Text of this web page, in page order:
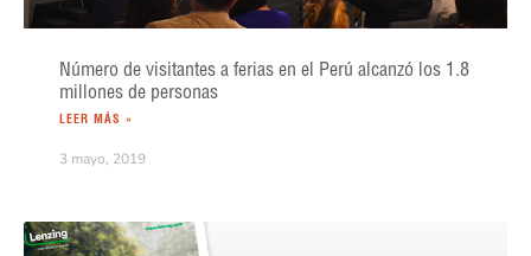
Número de visitantes a ferias en el Perú alcanzó los 1.8
millones de personas
LEER MÁS »
3 mayo, 2019